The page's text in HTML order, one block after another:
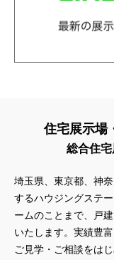
住宅展示場
総合住
埼玉県、東京都、神
するハウジングステ
ームのことまで、戸
いたします。実績豊
ご見学・ご相談をは